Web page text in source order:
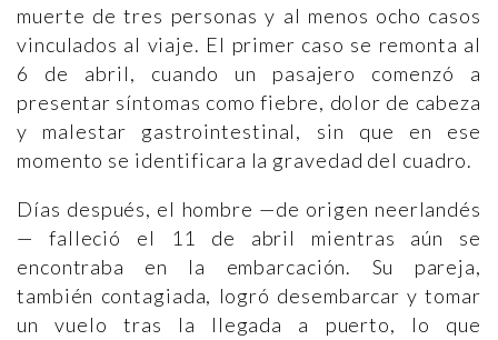
muerte de tres personas y al menos ocho casos
vinculados al viaje. El primer caso se remonta al
6 de abril, cuando un pasajero comenzó a
presentar síntomas como fiebre, dolor de cabeza
y malestar gastrointestinal, sin que en ese
momento se identificara la gravedad del cuadro.
Días después, el hombre —de origen neerlandés
— falleció el 11 de abril mientras aún se
encontraba en la embarcación. Su pareja,
también contagiada, logró desembarcar y tomar
un vuelo tras la llegada a puerto, lo que